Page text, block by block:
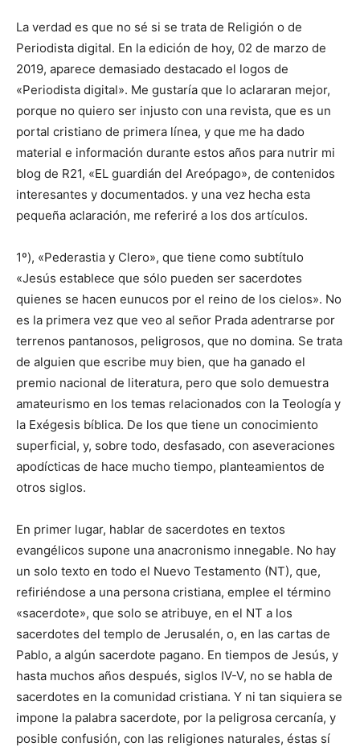
La verdad es que no sé si se trata de Religión o de
Periodista digital. En la edición de hoy, 02 de marzo de
2019, aparece demasiado destacado el logos de
«Periodista digital». Me gustaría que lo aclararan mejor,
porque no quiero ser injusto con una revista, que es un
portal cristiano de primera línea, y que me ha dado
material e información durante estos años para nutrir mi
blog de R21, «EL guardián del Areópago», de contenidos
interesantes y documentados. y una vez hecha esta
pequeña aclaración, me referiré a los dos artículos.
1º), «Pederastia y Clero», que tiene como subtítulo
«Jesús establece que sólo pueden ser sacerdotes
quienes se hacen eunucos por el reino de los cielos». No
es la primera vez que veo al señor Prada adentrarse por
terrenos pantanosos, peligrosos, que no domina. Se trata
de alguien que escribe muy bien, que ha ganado el
premio nacional de literatura, pero que solo demuestra
amateurismo en los temas relacionados con la Teología y
la Exégesis bíblica. De los que tiene un conocimiento
superficial, y, sobre todo, desfasado, con aseveraciones
apodícticas de hace mucho tiempo, planteamientos de
otros siglos.
En primer lugar, hablar de sacerdotes en textos
evangélicos supone una anacronismo innegable. No hay
un solo texto en todo el Nuevo Testamento (NT), que,
refiriéndose a una persona cristiana, emplee el término
«sacerdote», que solo se atribuye, en el NT a los
sacerdotes del templo de Jerusalén, o, en las cartas de
Pablo, a algún sacerdote pagano. En tiempos de Jesús, y
hasta muchos años después, siglos IV-V, no se habla de
sacerdotes en la comunidad cristiana. Y ni tan siquiera se
impone la palabra sacerdote, por la peligrosa cercanía, y
posible confusión, con las religiones naturales, éstas sí